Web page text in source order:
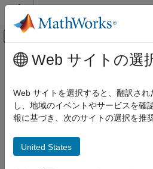
コンテンツへスキップ
オフキャンバス ナ
ドキュメンテーションのホーム
数学
線形代数
sqrtm
項目一覧
メインコンテンツ
sqrtm
行列の平方根
構文
Web サイトの選
Web サイトを選択すると、翻訳され
し、地域のイベントやサービスを確
報に基づき、次のサイトの選択を推
United States